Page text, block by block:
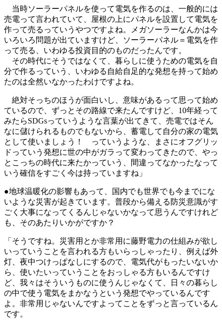
当時ソーラーパネルを使って電気を作るのは、一般的には
売電って言われていて、屋根の上にパネルを設置して電気を
作って売るっていうやつですよね。メガソーラーなんかは今
いろいろ問題が出ていますけど、ソーラーパネル＝電気を作
って売る、いわゆる投資目的のものだったんです。
その時代にそうではなくて、暮らしに使うための電気を自
分で作るっていう、いわゆる自給自足的な発想を持って始め
たのは全然いなかったわけですよね。
絶対そっちのほうが面白いし、意味があるって思って始め
ているので、ずっとその路線で来たんですけど、10年経って
みたらSDGsっていうような言葉が出てきて、売電ではそん
なに儲けられるものでもないから、蓄電して自分の家の電気
として使いましょう！ っていうような、まさにオフグリッ
ドっていう発想に世の中がガラって変わってきたので、やっ
とこっちの時代に来たかっていう、間違ってなかったなって
いう確信をすごく今は持っていますね」
●地球温暖化の影響もあって、国内でも世界でも今までにな
いような災害が起きています。普段から備える防災意識がす
ごく大事になってくるんじゃないかなって思うんですけれど
も、そのあたりいかがですか？
「そうですね。災害用とか非常用に藤野電力の仕組みが欲し
いっていうことを言われる方もいらっしゃったり、例えば外
灯、夜中つけっぱなしにするので、電気代がもったいないか
ら、使いたいっていうことをおっしゃる方もいるんですけ
ど、我々はそういうものに使うんじゃなくて、日々の暮らし
の中で使う電気をまかなうという発想でやっているんです
よ。非常用じゃないんですよってことをずっと言っているん
です。